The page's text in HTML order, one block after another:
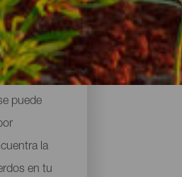
puede
la
en tu